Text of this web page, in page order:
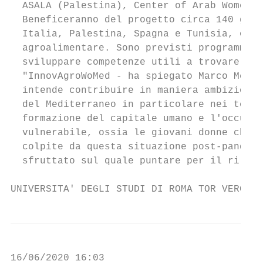
ASALA (Palestina), Center of Arab Women
Beneficeranno del progetto circa 140
Italia, Palestina, Spagna e Tunisia,
agroalimentare. Sono previsti programmi
sviluppare competenze utili a trovare
"InnovAgroWoMed - ha spiegato Marco
intende contribuire in maniera
del Mediterraneo in particolare nei
formazione del capitale umano e
vulnerabile, ossia le giovani donne che
colpite da questa situazione post-
sfruttato sul quale puntare per il
UNIVERSITA' DEGLI STUDI DI ROMA TOR
16/06/2020 16:03